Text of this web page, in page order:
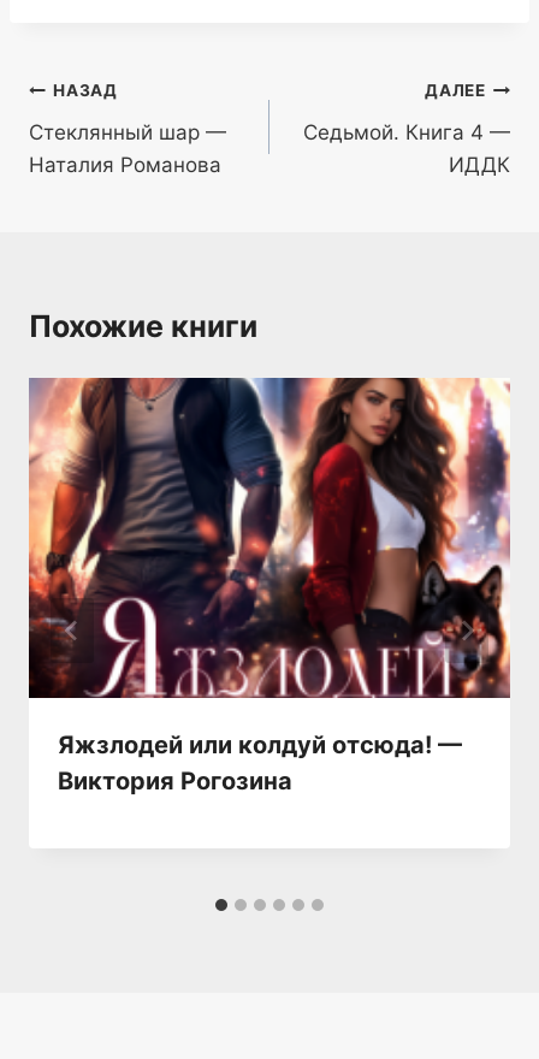
Навигация
по
записям
НАЗАД
Стеклянный шар —
Наталия Романова
ДАЛЕЕ
Седьмой. Книга 4 —
ИДДК
Похожие книги
Яжзлодей или колдуй отсюда! —
Виктория Рогозина